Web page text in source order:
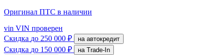
Оригинал ПТС в наличии
vin VIN проверен
Скидка до 250 000 ₽ на автокредит
Скидка до 150 000 ₽
на Trade-In